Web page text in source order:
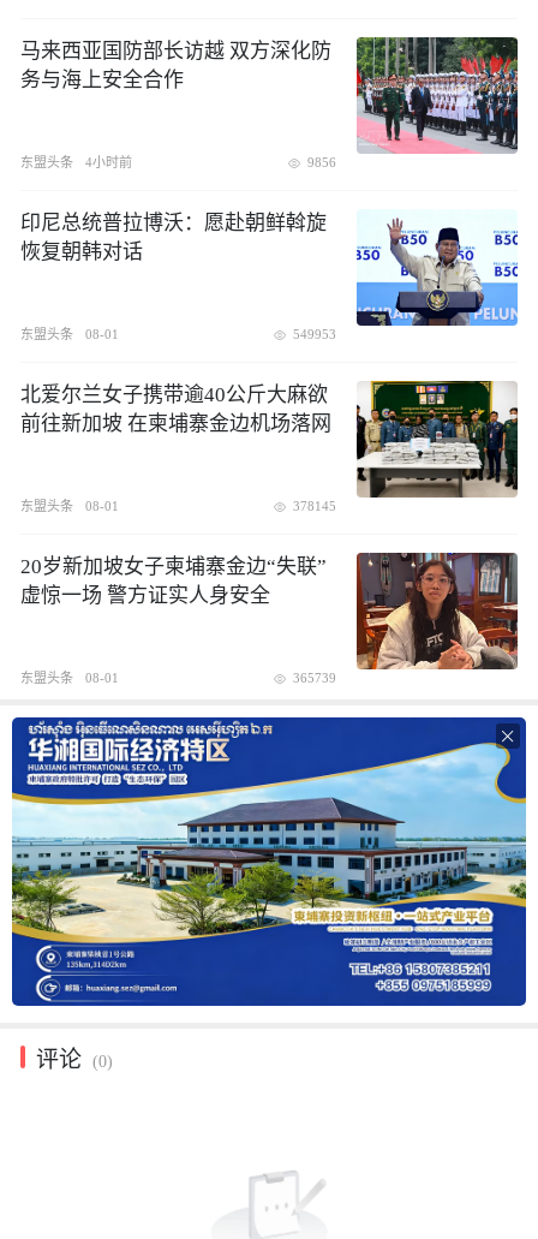
​马来西亚国防部长访越 双方深化防
务与海上安全合作
东盟头条 4小时前 9856
印尼总统普拉博沃：愿赴朝鲜斡旋
恢复朝韩对话
东盟头条 08-01 549953
北爱尔兰女子携带逾40公斤大麻欲
前往新加坡 在柬埔寨金边机场落网
东盟头条 08-01 378145
20岁新加坡女子柬埔寨金边“失联”
虚惊一场 警方证实人身安全
东盟头条 08-01 365739

评论 (0)